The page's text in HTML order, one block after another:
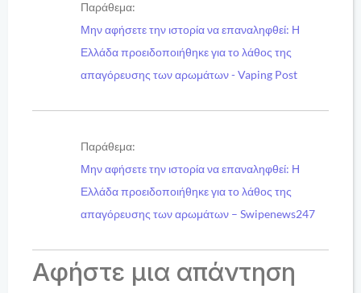
Παράθεμα:
Μην αφήσετε την ιστορία να επαναληφθεί: Η
Ελλάδα προειδοποιήθηκε για το λάθος της
απαγόρευσης των αρωμάτων - Vaping Post
Παράθεμα:
Μην αφήσετε την ιστορία να επαναληφθεί: Η
Ελλάδα προειδοποιήθηκε για το λάθος της
απαγόρευσης των αρωμάτων – Swipenews247
Αφήστε μια απάντηση